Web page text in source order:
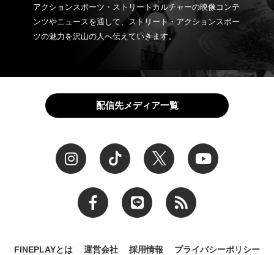
アクションスポーツ・ストリートカルチャーの映像コンテ
ンツやニュースを通して、ストリート・アクションスポー
ツの魅力を沢山の人へ伝えていきます。
配信先メディア一覧
FINEPLAYとは 運営会社 採用情報 プライバシーポリシー